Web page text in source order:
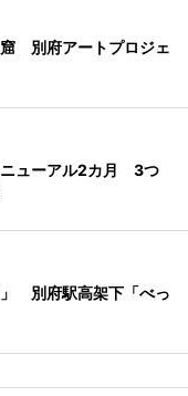
別府アートプロジェ
ニューアル2カ月 3つ
」 別府駅高架下「べっ